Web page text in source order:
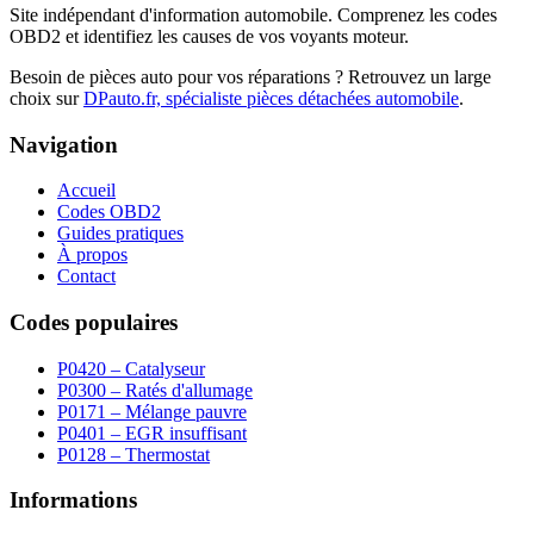
Site indépendant d'information automobile. Comprenez les codes
OBD2 et identifiez les causes de vos voyants moteur.
Besoin de pièces auto pour vos réparations ? Retrouvez un large
choix sur DPauto.fr, spécialiste pièces détachées automobile.
Navigation
Accueil
Codes OBD2
Guides pratiques
À propos
Contact
Codes populaires
P0420 – Catalyseur
P0300 – Ratés d'allumage
P0171 – Mélange pauvre
P0401 – EGR insuffisant
P0128 – Thermostat
Informations